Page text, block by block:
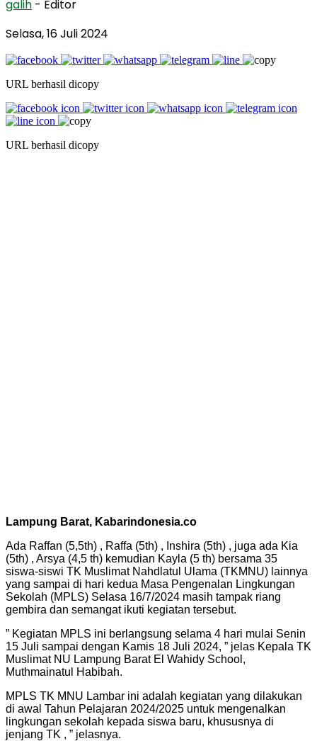
galih - Editor
Selasa, 16 Juli 2024
URL berhasil dicopy
URL berhasil dicopy
Lampung Barat, Kabarindonesia.co
Ada Raffan (5,5th) , Raffa (5th) , Inshira (5th) , juga ada Kia
(5th) , Arsya (4,5 th) kemudian Kayla (5 th) bersama 35
siswa-siswi TK Muslimat Nahdlatul Ulama (TKMNU) lainnya
yang sampai di hari kedua Masa Pengenalan Lingkungan
Sekolah (MPLS) Selasa 16/7/2024 masih tampak riang
gembira dan semangat ikuti kegiatan tersebut.
” Kegiatan MPLS ini berlangsung selama 4 hari mulai Senin
15 Juli sampai dengan Kamis 18 Juli 2024, ” jelas Kepala TK
Muslimat NU Lampung Barat El Wahidy School,
Muthmainatul Habibah.
MPLS TK MNU Lambar ini adalah kegiatan yang dilakukan
di awal Tahun Pelajaran 2024/2025 untuk mengenalkan
lingkungan sekolah kepada siswa baru, khususnya di
jenjang TK , ” jelasnya.